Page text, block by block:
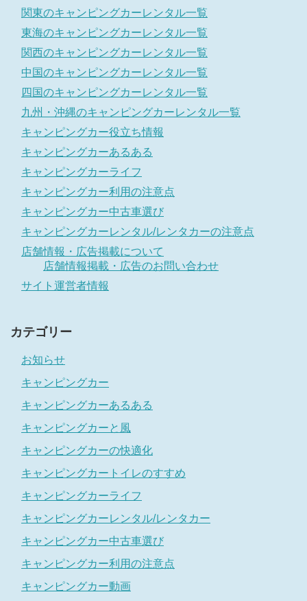
関東のキャンピングカーレンタル一覧
東海のキャンピングカーレンタル一覧
関西のキャンピングカーレンタル一覧
中国のキャンピングカーレンタル一覧
四国のキャンピングカーレンタル一覧
九州・沖縄のキャンピングカーレンタル一覧
キャンピングカー役立ち情報
キャンピングカーあるある
キャンピングカーライフ
キャンピングカー利用の注意点
キャンピングカー中古車選び
キャンピングカーレンタル/レンタカーの注意点
店舗情報・広告掲載について
店舗情報掲載・広告のお問い合わせ
サイト運営者情報
カテゴリー
お知らせ
キャンピングカー
キャンピングカーあるある
キャンピングカーと風
キャンピングカーの快適化
キャンピングカートイレのすすめ
キャンピングカーライフ
キャンピングカーレンタル/レンタカー
キャンピングカー中古車選び
キャンピングカー利用の注意点
キャンピングカー動画